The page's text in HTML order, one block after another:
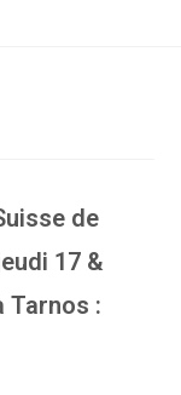
de
17 &
Tarnos :